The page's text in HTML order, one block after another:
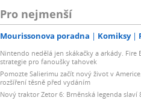
Pro nejmenší
Mourissonova poradna Komiksy
Nintendo nedělá jen skákačky a arkády. Fire
strategie pro fanoušky tahovek
Pomozte Salierimu začít nový život v
rozšíření těsně před vydáním
Nový traktor Zetor 6: Brněnská legenda slaví